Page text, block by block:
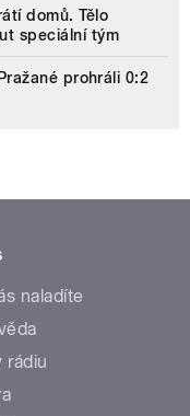
domů. Tělo
speciální tým
prohráli 0:2
naladíte
rádiu